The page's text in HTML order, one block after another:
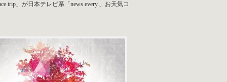
trip」が日本テレビ系「news every.」お天気コ